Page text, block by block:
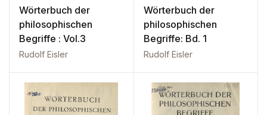
Wörterbuch der
philosophischen
Begriffe : Vol.3
Rudolf Eisler
Wörterbuch der
philosophischen
Begriffe: Bd. 1
Rudolf Eisler